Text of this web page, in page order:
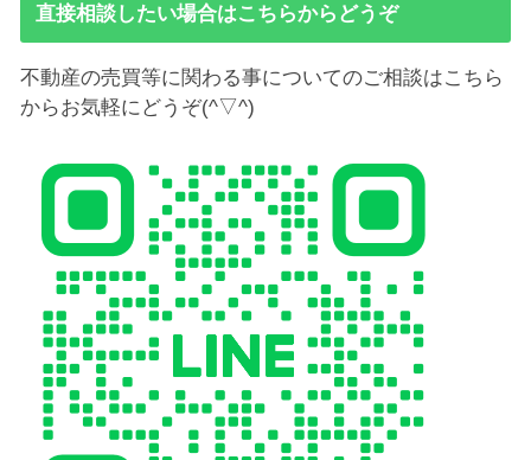
直接相談したい場合はこちらからどうぞ
不動産の売買等に関わる事についてのご相談はこちら
からお気軽にどうぞ(^▽^)